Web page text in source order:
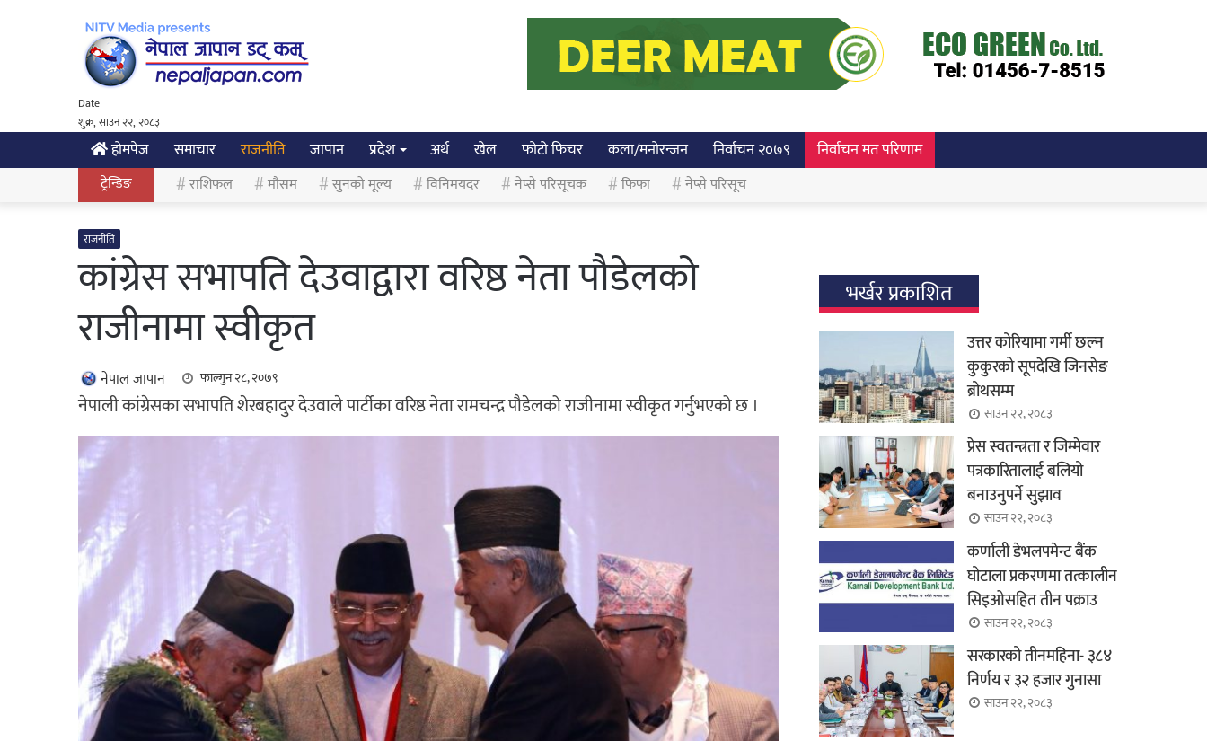
Date
शुक्र, साउन २२, २०८३
होमपेज समाचार राजनीति जापान प्रदेश अर्थ खेल फोटो फिचर कला/मनोरन्जन निर्वाचन २०७९ निर्वाचन मत परिणाम
ट्रेन्डिङ राशिफल मौसम सुनको मूल्य विनिमयदर नेप्से परिसूचक फिफा नेप्से परिसूच
राजनीति
कांग्रेस सभापति देउवाद्वारा वरिष्ठ नेता पौडेलको
राजीनामा स्वीकृत
नेपाल जापान फाल्गुन २८, २०७९
नेपाली कांग्रेसका सभापति शेरबहादुर देउवाले पार्टीका वरिष्ठ नेता रामचन्द्र पौडेलको राजीनामा स्वीकृत गर्नुभएको छ ।
भर्खर प्रकाशित
उत्तर कोरियामा गर्मी छल्न
कुकुरको सूपदेखि जिनसेङ
ब्रोथसम्म
साउन २२, २०८३
प्रेस स्वतन्त्रता र जिम्मेवार
पत्रकारितालाई बलियो
बनाउनुपर्ने सुझाव
साउन २२, २०८३
कर्णाली डेभलपमेन्ट बैंक
घोटाला प्रकरणमा तत्कालीन
सिइओसहित तीन पक्राउ
साउन २२, २०८३
सरकारको तीनमहिना- ३८४
निर्णय र ३२ हजार गुनासा
साउन २२, २०८३